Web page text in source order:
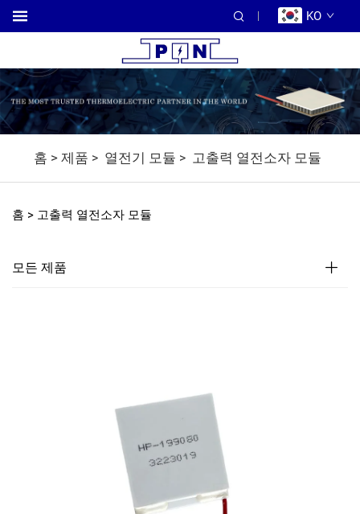
KO
홈 > 제품 > 열전기 모듈 > 고출력 열전소자 모듈
홈 > 고출력 열전소자 모듈
모든 제품